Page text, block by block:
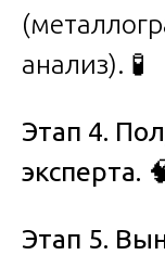
анализ). 🧪
Этап 4.
эксперта.
Этап 5.